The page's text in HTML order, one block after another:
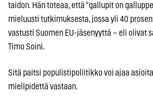
taidon. Hän toteaa, että “gallupit on
mieluusti tutkimuksesta, jossa yli 40
vastusti Suomen EU-jäsenyyttä – eli olivat
Timo Soini.
Sitä paitsi populistipoliitikko voi ajaa
mielipidettä vastaan.